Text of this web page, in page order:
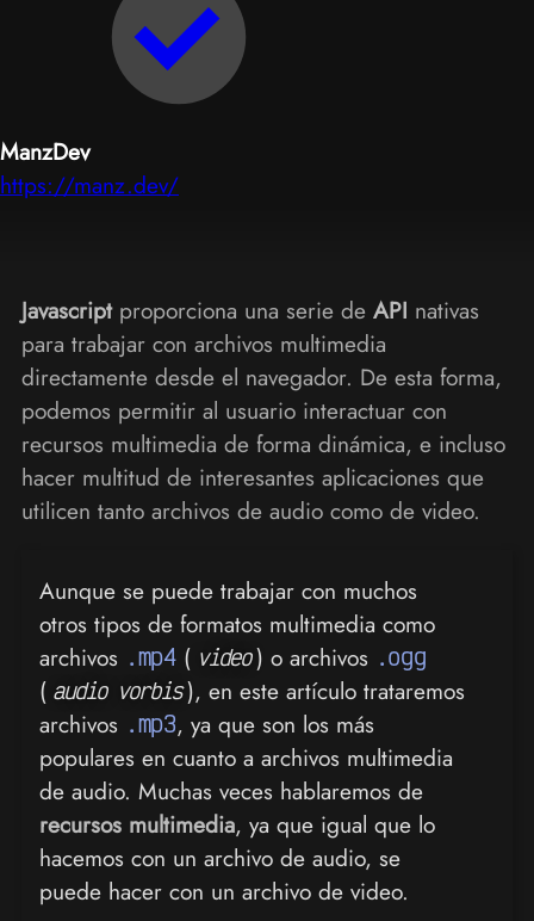
ManzDev
https://manz.dev/
Javascriptproporciona una serie de API nativas
para trabajar con archivos multimedia
directamente desde el navegador. De esta forma,
podemos permitir al usuario interactuar con
recursos multimedia de forma dinámica, e incluso
hacer multitud de interesantes aplicaciones que
utilicen tanto archivos de audio como de video.
Aunque se puede trabajar con muchos
otros tipos de formatos multimedia como
archivos .mp4( video ) o archivos .ogg
( audio vorbis ), en este artículo trataremos
archivos .mp3, ya que son los más
populares en cuanto a archivos multimedia
de audio. Muchas veces hablaremos de
recursos multimedia, ya que igual que lo
hacemos con un archivo de audio, se
puede hacer con un archivo de video.